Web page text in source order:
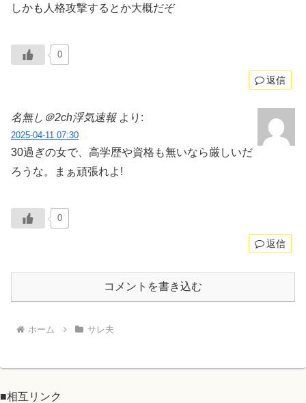
しかも人格攻撃するとか大概だぞ
0
返信
名無し＠2ch浮気速報 より:
2025-04-11 07:30
30過ぎの女で、高学歴や資格も無いなら厳しいだ
ろうな。まぁ頑張れよ!
0
返信
コメントを書き込む
ホーム サレ夫
■相互リンク